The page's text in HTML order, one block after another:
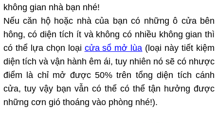
không gian nhà bạn nhé!
Nếu căn hộ hoặc nhà của bạn có những ô cửa bên
hông, có diện tích ít và không có nhiều không gian thì
có thể lựa chọn loại cửa sổ mở lùa (loại này tiết kiệm
diện tích và vận hành êm ái, tuy nhiên nó sẽ có nhược
điểm là chỉ mở được 50% trên tổng diện tích cánh
cửa, tuy vậy bạn vẫn có thể có thể tận hưởng được
những cơn gió thoáng vào phòng nhé!).